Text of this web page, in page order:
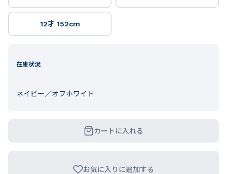
12才 152cm
在庫状況
ネイビー／オフホワイト
カートに入れる
お気に入りに追加する